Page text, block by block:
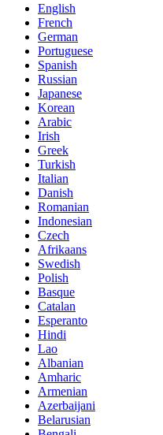
English
French
German
Portuguese
Spanish
Russian
Japanese
Korean
Arabic
Irish
Greek
Turkish
Italian
Danish
Romanian
Indonesian
Czech
Afrikaans
Swedish
Polish
Basque
Catalan
Esperanto
Hindi
Lao
Albanian
Amharic
Armenian
Azerbaijani
Belarusian